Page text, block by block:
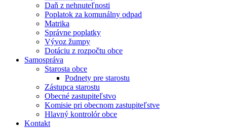
Daň z nehnuteľnosti
Poplatok za komunálny odpad
Matrika
Správne poplatky
Vývoz žumpy
Dotáciu z rozpočtu obce
Samospráva
Starosta obce
Podnety pre starostu
Zástupca starostu
Obecné zastupiteľstvo
Komisie pri obecnom zastupiteľstve
Hlavný kontrolór obce
Kontakt